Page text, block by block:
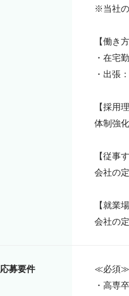
※当社の
【働き方
・在宅
・出張
【採用
体制強化
【従事
会社の
【就業
会社の
応募要件
≪必須≫
・高専